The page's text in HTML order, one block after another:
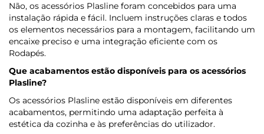
Não, os acessórios Plasline foram concebidos para uma
instalação rápida e fácil. Incluem instruções claras e todos
os elementos necessários para a montagem, facilitando um
encaixe preciso e uma integração eficiente com os
Rodapés.
Que acabamentos estão disponíveis para os acessórios
Plasline?
Os acessórios Plasline estão disponíveis em diferentes
acabamentos, permitindo uma adaptação perfeita à
estética da cozinha e às preferências do utilizador.